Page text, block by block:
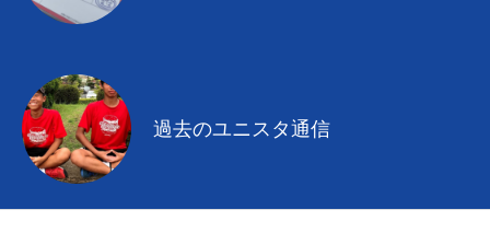
過去のユニスタ通信